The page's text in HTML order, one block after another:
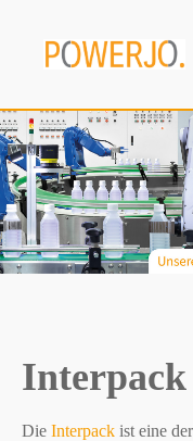
Interpack
Die Interpack ist eine